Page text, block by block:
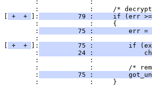
:             :
:             :     /*
+ + ]:
79 :     if (err
:             :     {
:
75 :         err =
:             :
+ + ]:
75 :         if
:
24 :
:             :
:             :         /*
:
75 :
:             :     }